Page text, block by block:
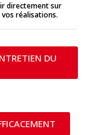
directement sur
réalisations.
DU